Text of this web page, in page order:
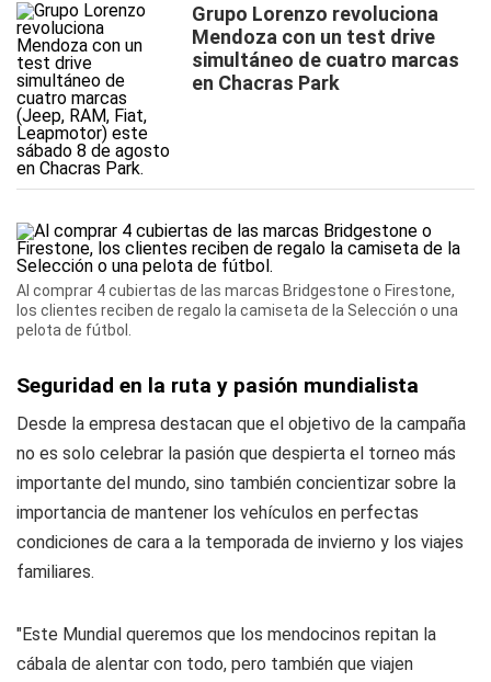
Grupo Lorenzo revoluciona
Mendoza con un test drive
simultáneo de cuatro marcas
en Chacras Park
Al comprar 4 cubiertas de las marcas Bridgestone o Firestone,
los clientes reciben de regalo la camiseta de la Selección o una
pelota de fútbol.
Seguridad en la ruta y pasión mundialista
Desde la empresa destacan que el objetivo de la campaña
no es solo celebrar la pasión que despierta el torneo más
importante del mundo, sino también concientizar sobre la
importancia de mantener los vehículos en perfectas
condiciones de cara a la temporada de invierno y los viajes
familiares.
"Este Mundial queremos que los mendocinos repitan la
cábala de alentar con todo, pero también que viajen